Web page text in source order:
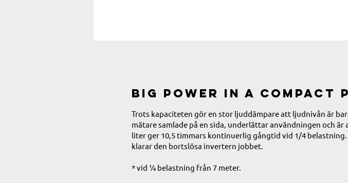
Big power in a compact
Trots kapaciteten gör en stor ljuddämpare att ljudnivån är
mätare samlade på en sida, underlättar användningen och
liter ger 10,5 timmars kontinuerlig gångtid vid 1/4
klarar den bortslösa invertern jobbet.
* vid ¼ belastning från 7 meter.